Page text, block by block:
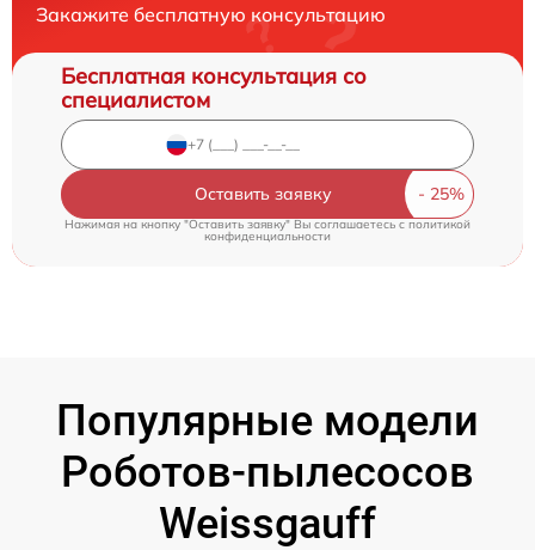
Закажите бесплатную консультацию
Бесплатная консультация со
специалистом
Оставить заявку
Нажимая на кнопку "Оставить заявку" Вы соглашаетесь cполитикой
конфиденциальности
Популярные модели
Роботов-пылесосов
Weissgauff